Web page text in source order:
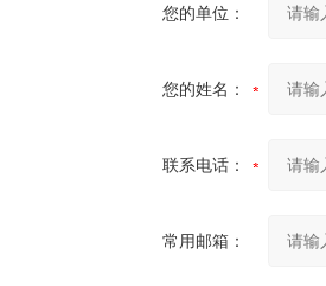
您的单位：
您的姓名：
联系电话：
常用邮箱：